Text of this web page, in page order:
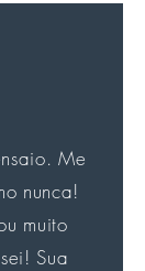
Me
nunca!
muito
Sua